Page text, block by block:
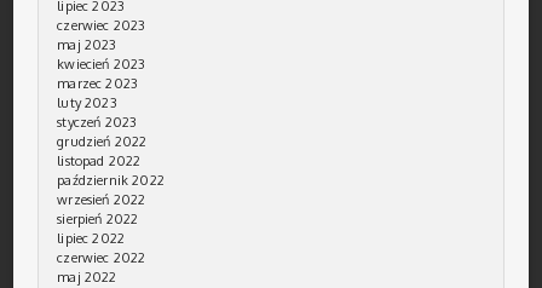
lipiec 2023
czerwiec 2023
maj 2023
kwiecień 2023
marzec 2023
luty 2023
styczeń 2023
grudzień 2022
listopad 2022
październik 2022
wrzesień 2022
sierpień 2022
lipiec 2022
czerwiec 2022
maj 2022